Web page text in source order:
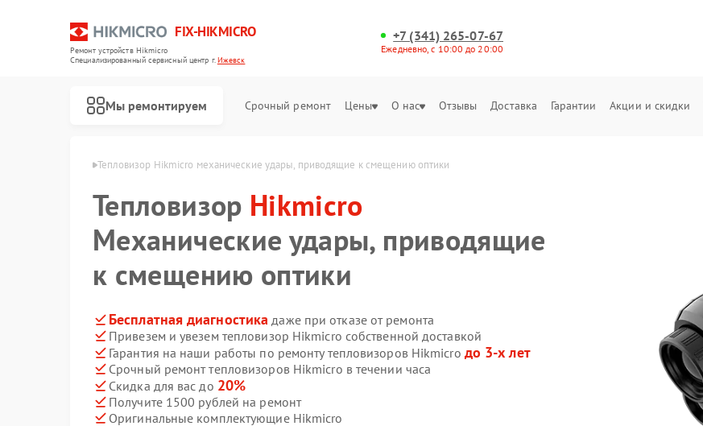
FIX-HIKMICRO
Ремонт устройств Hikmicro
Специализированный cервисный центр г.Ижевск
+7 (341) 265-07-67
Ежедневно, с 10:00 до 20:00
Мы ремонтируем Срочный ремонт Цены О нас Отзывы Доставка Гарантии Акции и скидки
Тепловизор Hikmicro механические удары, приводящие к смещению оптики
Тепловизор Hikmicro
Механические удары, приводящие
к смещению оптики
Бесплатная диагностика даже при отказе от ремонта
Привезем и увезем тепловизор Hikmicro собственной доставкой
Гарантия на наши работы по ремонту тепловизоров Hikmicro до 3-х лет
Срочный ремонт тепловизоров Hikmicro в течении часа
Скидка для вас до 20%
Получите 1500 рублей на ремонт
Оригинальные комплектующие Hikmicro